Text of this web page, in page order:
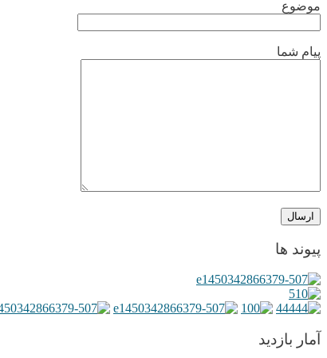
موضوع
پیام شما
پیوند ها
آمار بازدید